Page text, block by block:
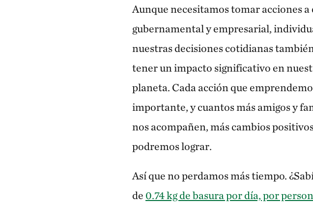
Aunque necesitamos tomar acciones a
gubernamental y empresarial,
nuestras decisiones cotidianas
tener un impacto significativo en
planeta. Cada acción que
importante, y cuantos más amigos y
nos acompañen, más cambios
podremos lograr.
Así que no perdamos más tiempo.
de 0.74 kg de basura por día, por